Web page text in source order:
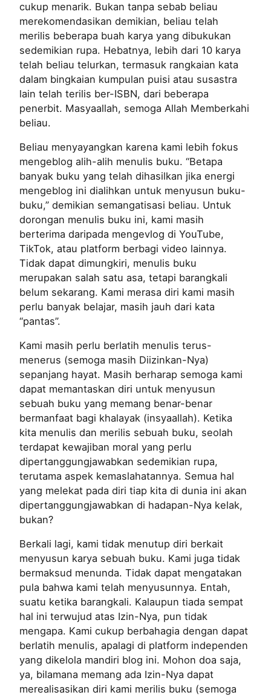
cukup menarik. Bukan tanpa sebab beliau
merekomendasikan demikian, beliau telah
merilis beberapa buah karya yang dibukukan
sedemikian rupa. Hebatnya, lebih dari 10 karya
telah beliau telurkan, termasuk rangkaian kata
dalam bingkaian kumpulan puisi atau susastra
lain telah terilis ber-ISBN, dari beberapa
penerbit. Masyaallah, semoga Allah Memberkahi
beliau.
Beliau menyayangkan karena kami lebih fokus
mengeblog alih-alih menulis buku. “Betapa
banyak buku yang telah dihasilkan jika energi
mengeblog ini dialihkan untuk menyusun buku-
buku,” demikian semangatisasi beliau. Untuk
dorongan menulis buku ini, kami masih
berterima daripada mengevlog di YouTube,
TikTok, atau platform berbagi video lainnya.
Tidak dapat dimungkiri, menulis buku
merupakan salah satu asa, tetapi barangkali
belum sekarang. Kami merasa diri kami masih
perlu banyak belajar, masih jauh dari kata
“pantas”.
Kami masih perlu berlatih menulis terus-
menerus (semoga masih Diizinkan-Nya)
sepanjang hayat. Masih berharap semoga kami
dapat memantaskan diri untuk menyusun
sebuah buku yang memang benar-benar
bermanfaat bagi khalayak (insyaallah). Ketika
kita menulis dan merilis sebuah buku, seolah
terdapat kewajiban moral yang perlu
dipertanggungjawabkan sedemikian rupa,
terutama aspek kemaslahatannya. Semua hal
yang melekat pada diri tiap kita di dunia ini akan
dipertanggungjawabkan di hadapan-Nya kelak,
bukan?
Berkali lagi, kami tidak menutup diri berkait
menyusun karya sebuah buku. Kami juga tidak
bermaksud menunda. Tidak dapat mengatakan
pula bahwa kami telah menyusunnya. Entah,
suatu ketika barangkali. Kalaupun tiada sempat
hal ini terwujud atas Izin-Nya, pun tidak
mengapa. Kami cukup berbahagia dengan dapat
berlatih menulis, apalagi di platform independen
yang dikelola mandiri blog ini. Mohon doa saja,
ya, bilamana memang ada Izin-Nya dapat
merealisasikan diri kami merilis buku (semoga